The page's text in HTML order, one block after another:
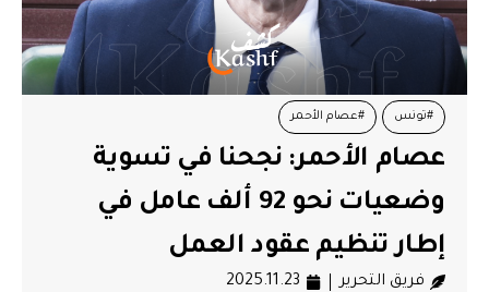
#تونس #عصام الأحمر
عصام الأحمر: نجحنا في تسوية
وضعيات نحو 92 ألف عامل في
إطار تنظيم عقود العمل
فريق التحرير 2025.11.23